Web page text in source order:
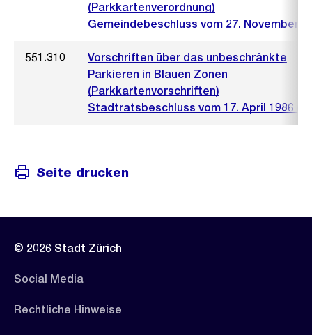
(Parkkartenverordnung)
Gemeindebeschluss vom 27. November
551.310
Vorschriften über das unbeschränkte
Parkieren in Blauen Zonen
(Parkkartenvorschriften)
Stadtratsbeschluss vom 17. April 1986
Seite drucken
© 2026 Stadt Zürich
Social Media
Rechtliche Hinweise